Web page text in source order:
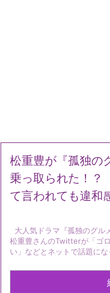
松重豊が『孤独の
乗っ取られた！
て言われても違和
大人気ドラマ『孤独のグル
松重豊さんのTwitterが「ゴ
い」などとネットで話題に